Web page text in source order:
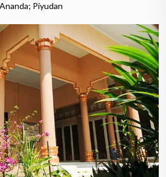
Ananda; Piyudan